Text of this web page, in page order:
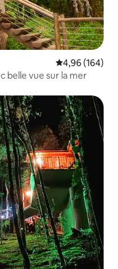
Évaluation
4,96 (164)
belle vue sur la mer
appréciés